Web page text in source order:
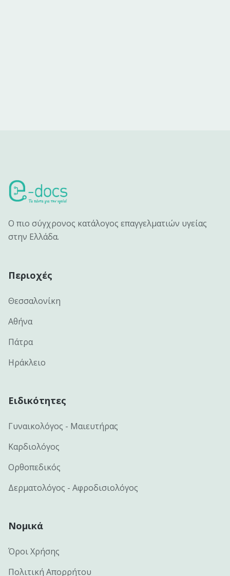
Ο πιο σύγχρονος κατάλογος επαγγελματιών υγείας
στην Ελλάδα.
Περιοχές
Θεσσαλονίκη
Αθήνα
Πάτρα
Ηράκλειο
Ειδικότητες
Γυναικολόγος - Μαιευτήρας
Καρδιολόγος
Ορθοπεδικός
Δερματολόγος - Αφροδισιολόγος
Νομικά
Όροι Χρήσης
Πολιτική Απορρήτου